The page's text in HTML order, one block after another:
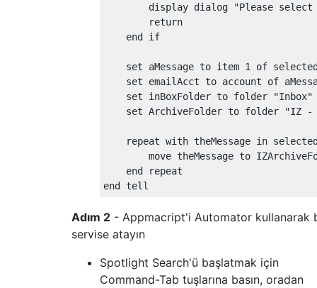
        display dialog
"Please
return
end if
set aMessage to item 1
of
set emailAcct to account of
set inBoxFolder to folder "Inbox"
set ArchiveFolder to folder "IZ -
    repeat
with theMessage in
        move theMessage to
end repeat
end tell
Adım 2 - Appmacript'i Automator kullanarak
servise atayın
Spotlight Search'ü başlatmak için
Command-Tab tuşlarına basın, oradan